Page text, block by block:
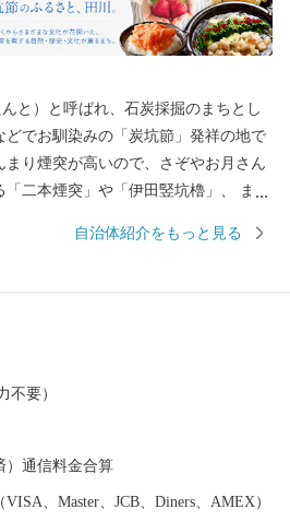
と）と呼ばれ、石炭採掘のまちとし
どでお馴染みの「炭坑節」発祥の地で
まり煙突が高いので、さぞやお月さん
二本煙突」や「伊田竪坑櫓」、 ま
坑遺産を有する自然・歴史・文化が薫
自治体紹介をもっと見る
不要）
）通信料金合算
、Master、JCB、Diners、AMEX）